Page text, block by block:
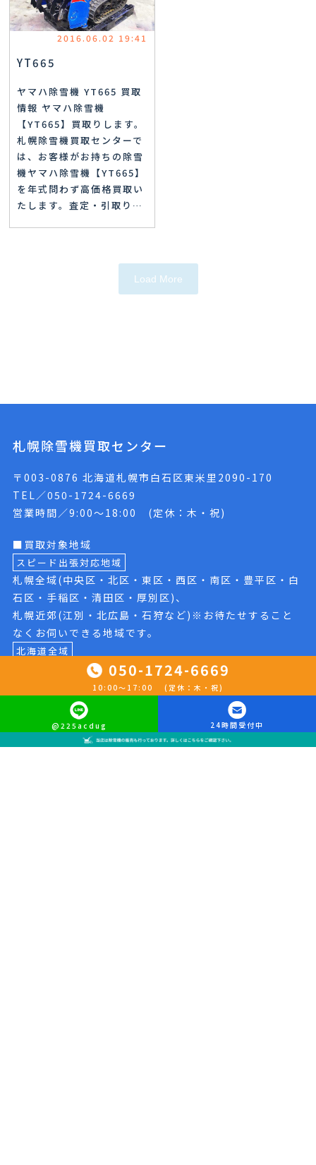
050-1724-6669
10:00〜17:00 (定休：木・祝)
@225acdug 24時間受付中
2016.06.02 19:41
YT665
ヤマハ除雪機 YT665 買取
情報 ヤマハ除雪機
【YT665】買取りします。
札幌除雪機買取センターで
は、お客様がお持ちの除雪
機ヤマハ除雪機【YT665】
を年式問わず高価格買取い
たします。査定・引取り…
Load More
札幌除雪機買取センター
〒003-0876 北海道札幌市白石区東米里2090-170
TEL／050-1724-6669
営業時間／9:00〜18:00 (定休：木・祝)
■買取対象地域
スピード出張対応地域
札幌全域(中央区・北区・東区・西区・南区・豊平区・白
石区・手稲区・清田区・厚別区)、
札幌近郊(江別・北広島・石狩など)※お待たせすること
なくお伺いできる地域です。
北海道全域
※スケジュールを調整させて頂いた上でお伺いいたしま
★店頭への持ち込みも大歓迎です。ご利用ください。
カテゴリ別買取商品一覧